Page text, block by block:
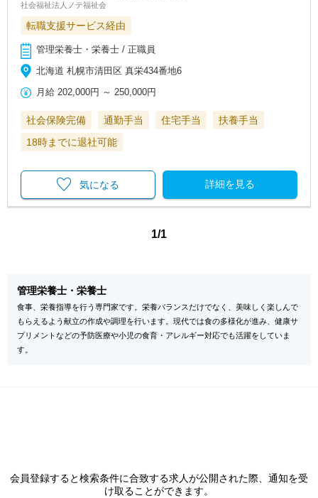
社会福祉法人ノテ福祉会
転職支援サービス経由
管理栄養士・栄養士 / 正職員
北海道 札幌市清田区 真栄434番地6
月給 202,000円 ～250,000円
社会保険完備 通勤手当 住宅手当
扶養手当
18時までに退社可能
詳細を見る
気になる
1/1
管理栄養士・栄養士
食事、栄養指導を行う専門家です。栄養バランスだけでなく、美味しく楽しんで
もらえるよう献立の作成や調理を行います。現代では食の多様化が進み、健康サ
プリメントなどの予防医療や小児の食育・アレルギー対応でも活躍をしていま
す。
会員登録すると検索条件に合致する求人が公開された際、通知を受
け取ることができます。